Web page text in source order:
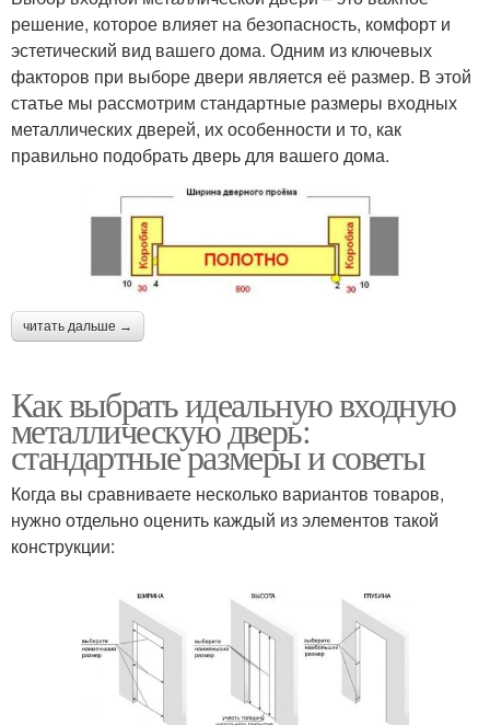
решение, которое влияет на безопасность, комфорт и
эстетический вид вашего дома. Одним из ключевых
факторов при выборе двери является её размер. В этой
статье мы рассмотрим стандартные размеры входных
металлических дверей, их особенности и то, как
правильно подобрать дверь для вашего дома.
читать дальше →
Как выбрать идеальную входную
металлическую дверь:
стандартные размеры и советы
Когда вы сравниваете несколько вариантов товаров,
нужно отдельно оценить каждый из элементов такой
конструкции: